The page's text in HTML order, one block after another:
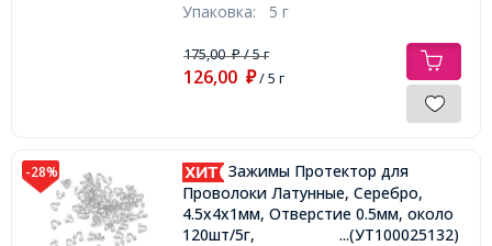
Упаковка: 5 г
175,00₽/ 5 г
126,00 ₽/ 5 г
-28%
Зажимы Протектор для
Проволоки Латунные, Серебро,
4.5x4x1мм, Отверстие 0.5мм, около
120шт/5г,
...(УТ100025132)